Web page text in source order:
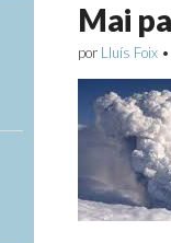
Mai
por Lluís Foix •